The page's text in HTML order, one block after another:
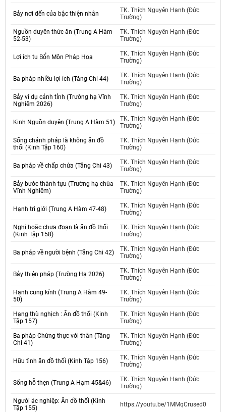
Bảy nơi đến của bậc thiện nhân
TK. Thích Nguyên Hạnh (Đức
Trường)
Nguồn duyên thức ăn (Trung A Hàm
52-53)
TK. Thích Nguyên Hạnh (Đức
Trường)
Lợi ích tu Bổn Môn Pháp Hoa
TK. Thích Nguyên Hạnh (Đức
Trường)
Ba pháp nhiều lợi ích (Tăng Chi 44)
TK. Thích Nguyên Hạnh (Đức
Trường)
Bảy ví dụ cảnh tỉnh (Trường hạ Vĩnh
Nghiêm 2026)
TK. Thích Nguyên Hạnh (Đức
Trường)
Kinh Nguồn duyên (Trung A Hàm 51)
TK. Thích Nguyên Hạnh (Đức
Trường)
Sống chánh pháp là không ăn đồ
thối (Kinh Tập 160)
TK. Thích Nguyên Hạnh (Đức
Trường)
Ba pháp về chấp chứa (Tăng Chi 43)
TK. Thích Nguyên Hạnh (Đức
Trường)
Bảy bước thành tựu (Trường hạ chùa
Vĩnh Nghiêm)
TK. Thích Nguyên Hạnh (Đức
Trường)
Hạnh trì giới (Trung A Hàm 47-48)
TK. Thích Nguyên Hạnh (Đức
Trường)
Nghi hoăc chưa đoạn là ăn đồ thối
(Kinh Tập 158)
TK. Thích Nguyên Hạnh (Đức
Trường)
Ba pháp về người bệnh (Tăng Chi 42)
TK. Thích Nguyên Hạnh (Đức
Trường)
Bảy thiện pháp (Trường Hạ 2026)
TK. Thích Nguyên Hạnh (Đức
Trường)
Hạnh cung kính (Trung A Hàm 49-
50)
TK. Thích Nguyên Hạnh (Đức
Trường)
Hạng thù nghịch : Ăn đồ thối (Kinh
Tập 157)
TK. Thích Nguyên Hạnh (Đức
Trường)
Ba pháp Chứng thực với thân (Tăng
Chi 41)
TK. Thích Nguyên Hạnh (Đức
Trường)
Hữu tình ăn đồ thối (Kinh Tập 156)
TK. Thích Nguyên Hạnh (Đức
Trường)
Sống hỗ thẹn (Trung A Hạm 45&46)
TK. Thích Nguyên Hạnh (Đức
Trường)
Người ác nghiệp: Ăn đồ thối (Kinh
Tập 155)
https://youtu.be/1MMqCrused0